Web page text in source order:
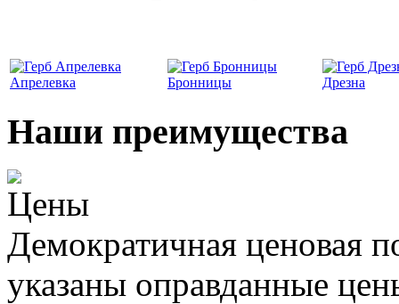
Апрелевка Бронницы Дрезна
Наши преимущества
Цены
Демократичная ценовая
указаны оправданные